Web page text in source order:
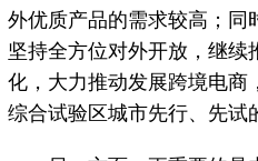
外优质产品的需求较高；同
坚持全方位对外开放，继续
化，大力推动发展跨境电商
综合试验区城市先行、先试